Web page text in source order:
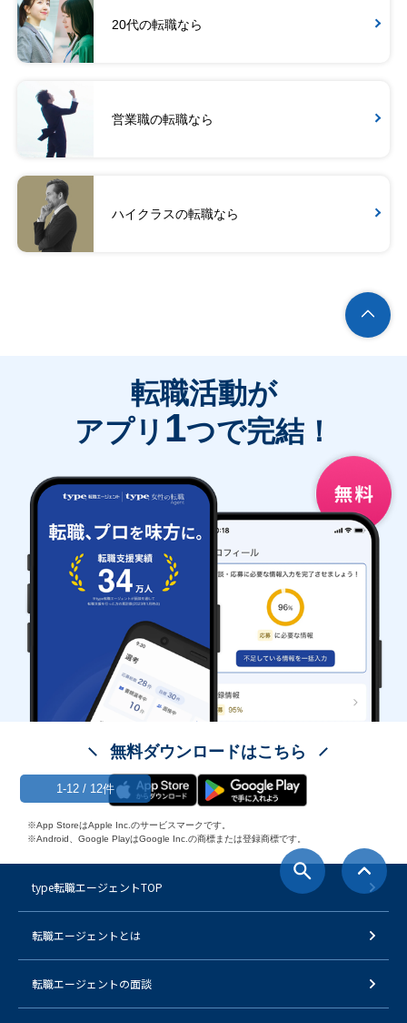
20代の転職なら
営業職の転職なら
ハイクラスの転職なら
1-12 / 12件
転職活動が
アプリ 1つで完結！
無料ダウンロードはこちら
※App StoreはApple Inc.のサービスマークです。
※Android、Google PlayはGoogle Inc.の商標または登録商標です。
type転職エージェントTOP
転職エージェントとは
転職エージェントの面談